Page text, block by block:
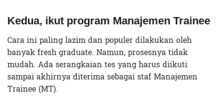
Kedua, ikut program Manajemen Trainee
Cara ini paling lazim dan populer dilakukan oleh
banyak fresh graduate. Namun, prosesnya tidak
mudah. Ada serangkaian tes yang harus diikuti
sampai akhirnya diterima sebagai staf Manajemen
Trainee (MT).